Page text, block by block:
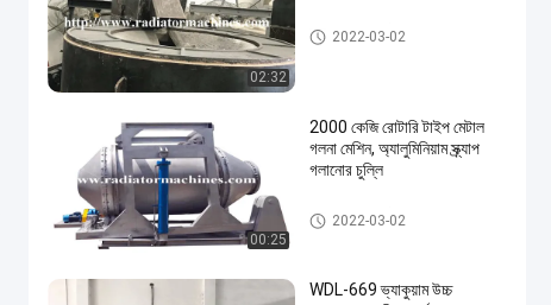
02:32
ধাতু মেটালিং ফার্নেস
2022-03-02
00:25
2000 কেজি রোটারি টাইপ মেটাল
গলনা মেশিন, অ্যালুমিনিয়াম স্ক্র্যাপ
গলানোর চুল্লি
ধাতু মেটালিং ফার্নেস
2022-03-02
WDL-669 ভ্যাকুয়াম উচ্চ